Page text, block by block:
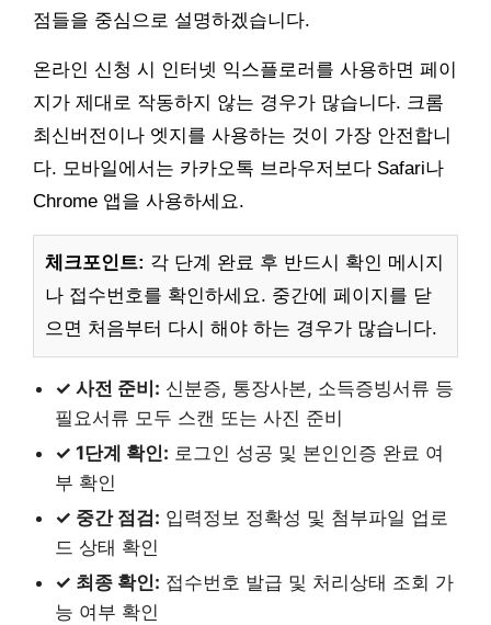
점들을 중심으로 설명하겠습니다.
온라인 신청 시 인터넷 익스플로러를 사용하면 페이
지가 제대로 작동하지 않는 경우가 많습니다. 크롬
최신버전이나 엣지를 사용하는 것이 가장 안전합니
다. 모바일에서는 카카오톡 브라우저보다 Safari나
Chrome 앱을 사용하세요.
체크포인트: 각 단계 완료 후 반드시 확인 메시지
나 접수번호를 확인하세요. 중간에 페이지를 닫
으면 처음부터 다시 해야 하는 경우가 많습니다.
✓ 사전 준비: 신분증, 통장사본, 소득증빙서류 등
필요서류 모두 스캔 또는 사진 준비
✓ 1단계 확인: 로그인 성공 및 본인인증 완료 여
부 확인
✓ 중간 점검: 입력정보 정확성 및 첨부파일 업로
드 상태 확인
✓ 최종 확인: 접수번호 발급 및 처리상태 조회 가
능 여부 확인